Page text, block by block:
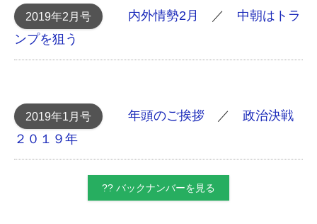
2019年2月号 内外情勢2月 ／ 中朝はトラ
ンプを狙う
2019年1月号 年頭のご挨拶／ 政治決戦
２０１９年
?? バックナンバーを見る